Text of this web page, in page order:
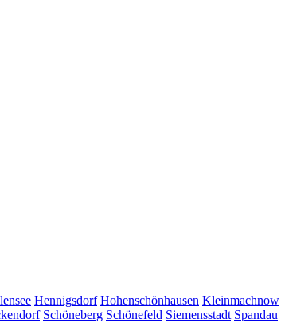
Hennigsdorf Hohenschönhausen Kleinmachnow
Schöneberg Schönefeld Siemensstadt Spandau